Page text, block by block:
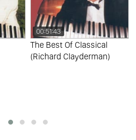
00:51:43
The Best Of Classical
(Richard Clayderman)